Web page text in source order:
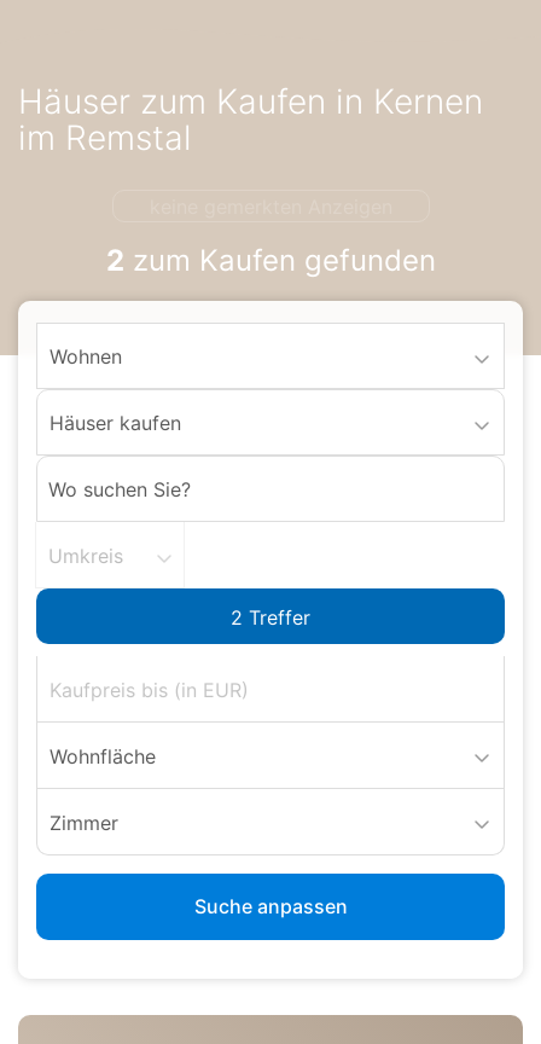
zur
Navigation
zum
Häuser zum Kaufen in Kernen
im Remstal
2 zum Kaufen gefunden
Wohnen
Häuser kaufen
Umkreis
Wohnfläche
Zimmer
Suche anpassen